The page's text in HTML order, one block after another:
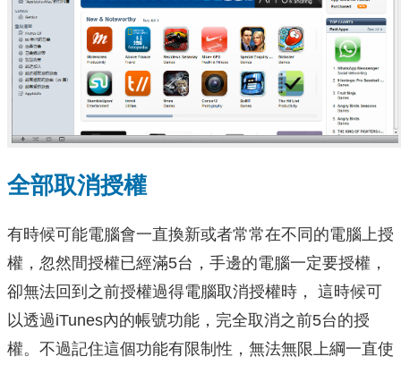
全部取消授權
有時候可能電腦會一直換新或者常常在不同的電腦上授
權，忽然間授權已經滿5台，手邊的電腦一定要授權，
卻無法回到之前授權過得電腦取消授權時， 這時候可
以透過iTunes內的帳號功能，完全取消之前5台的授
權。不過記住這個功能有限制性，無法無限上綱一直使